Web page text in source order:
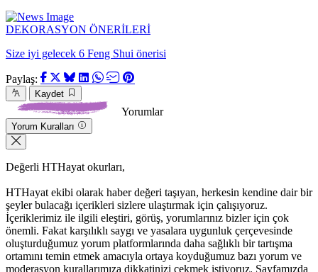
DEKORASYON ÖNERİLERİ
Size iyi gelecek 6 Feng Shui önerisi
Paylaş:
Kaydet
Yorumlar
Yorum Kuralları
Değerli HTHayat okurları,
HTHayat ekibi olarak haber değeri taşıyan, herkesin kendine dair bir
şeyler bulacağı içerikleri sizlere ulaştırmak için çalışıyoruz.
İçeriklerimiz ile ilgili eleştiri, görüş, yorumlarınız bizler için çok
önemli. Fakat karşılıklı saygı ve yasalara uygunluk çerçevesinde
oluşturduğumuz yorum platformlarında daha sağlıklı bir tartışma
ortamını temin etmek amacıyla ortaya koyduğumuz bazı yorum ve
moderasyon kurallarımıza dikkatinizi çekmek istiyoruz. Sayfamızda